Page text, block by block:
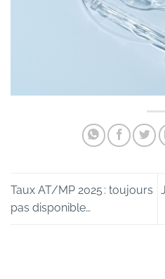
Taux AT/MP 2025 : toujours
pas disponible…